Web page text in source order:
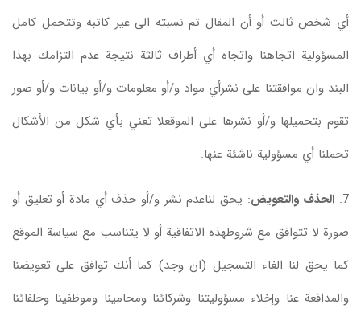
أي شخص ثالث أو أن المقال تم نسبته الى غير كاتبه وتتحمل كامل
المسؤولية اتجاهنا واتجاه أي أطراف ثالثة نتيجة عدم التزامك بهذا
البند وان موافقتنا على نشرأي مواد و/أو معلومات و/أو بيانات و/أو صور
تقوم بتحميلها و/أو نشرها على الموقعلا تعني بأي شكل من الأشكال
تحملنا أي مسؤولية ناشئة عنها.
7. الحذف والتعويض: يحق لناعدم نشر و/أو حذف أي مادة أو تعليق أو
صورة لا تتوافق مع شروطهذه الاتفاقية أو لا يتناسب مع سياسة الموقع
كما يحق لنا الغاء التسجيل (ان وجد) كما أنك توافق على تعويضنا
والمدافعة عنا وإخلاء مسؤوليتنا وشركائنا ومحامينا وموظفينا وحلفائنا